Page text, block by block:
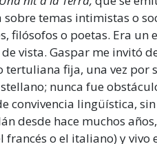
temas intimistas o
filósofos o poetas. Era un
vista. Gaspar me invitó
tertuliana fija, una vez por
nunca fue
convivencia lingüística,
desde hace muchos
francés o el italiano) y vivo